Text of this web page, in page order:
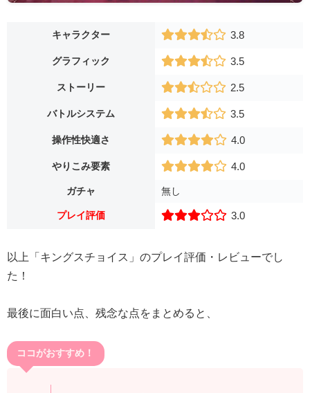
キャラクター 3.8
グラフィック 3.5
ストーリー 2.5
バトルシステム 3.5
操作性快適さ 4.0
やりこみ要素 4.0
ガチャ 無し
プレイ評価 3.0
以上「キングスチョイス」のプレイ評価・レビューでし
た！
最後に面白い点、残念な点をまとめると、
ココがおすすめ！